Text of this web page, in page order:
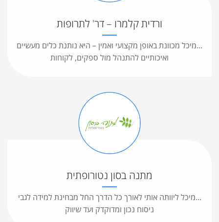
ורדית קלמרו – דר' לתרופות
...מיכל מכוונת באופן מקצועי ואמין – היא נותנת כלים מעשיים
ואיכותיים להתנהל מול ספקים, לקוחות
מתנה בסון נטורופתית
...מיכל ליוותה אותי לאורך כל הדרך החל מבחינת למידה לגבי
ניסוח נכון ומדוקדק ועד שיווק